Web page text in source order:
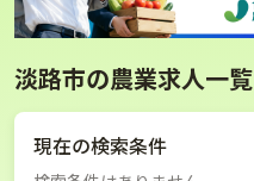
淡路市の農業求人一覧
現在の検索条件